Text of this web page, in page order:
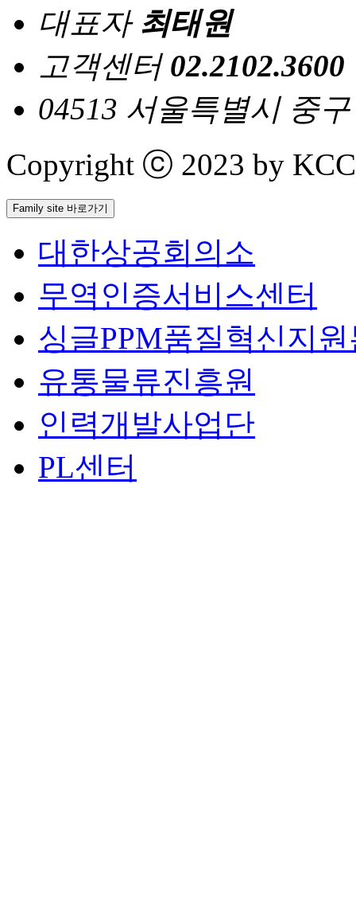
대표자 최태원
고객센터 02.2102.3600
04513 서울특별시 중
Copyright ⓒ 2023 by
Family site 바로가기
대한상공회의소
무역인증서비스센터
싱글PPM품질혁신지
유통물류진흥원
인력개발사업단
PL센터